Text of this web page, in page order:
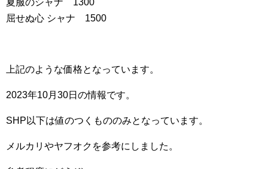
夏服のシャナ 1300
屈せぬ心 シャナ 1500
上記のような価格となっています。
2023年10月30日の情報です。
SHP以下は値のつくもののみとなっています。
メルカリやヤフオクを参考にしました。